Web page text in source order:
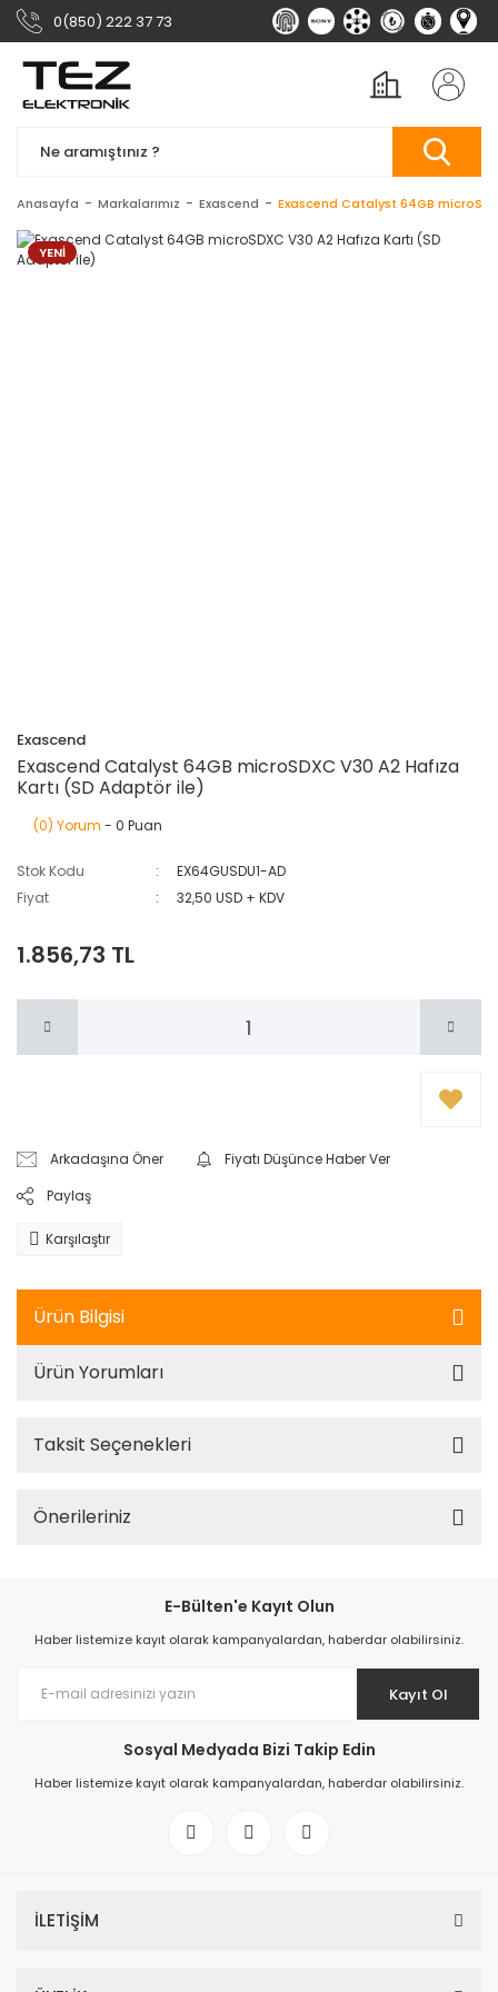
0(850) 222 37 73
Anasayfa Markalarımız Exascend Exascend Catalyst 64GB
YENİ
Exascend
Exascend Catalyst 64GB microSDXC V30 A2 Hafıza
Kartı (SD Adaptör ile)
(0) Yorum - 0 Puan
Stok Kodu
EX64GUSDU1-AD
Fiyat
32,50 USD + KDV
1.856,73 TL
Arkadaşına Öner
Fiyatı Düşünce Haber Ver
Paylaş
Karşılaştır
Ürün Bilgisi
Ürün Yorumları
Taksit Seçenekleri
Önerileriniz
E-Bülten'e Kayıt Olun
Haber listemize kayıt olarak kampanyalardan, haberdar olabilirsiniz.
Kayıt Ol
Sosyal Medyada Bizi Takip Edin
Haber listemize kayıt olarak kampanyalardan, haberdar olabilirsiniz.
İLETİŞİM